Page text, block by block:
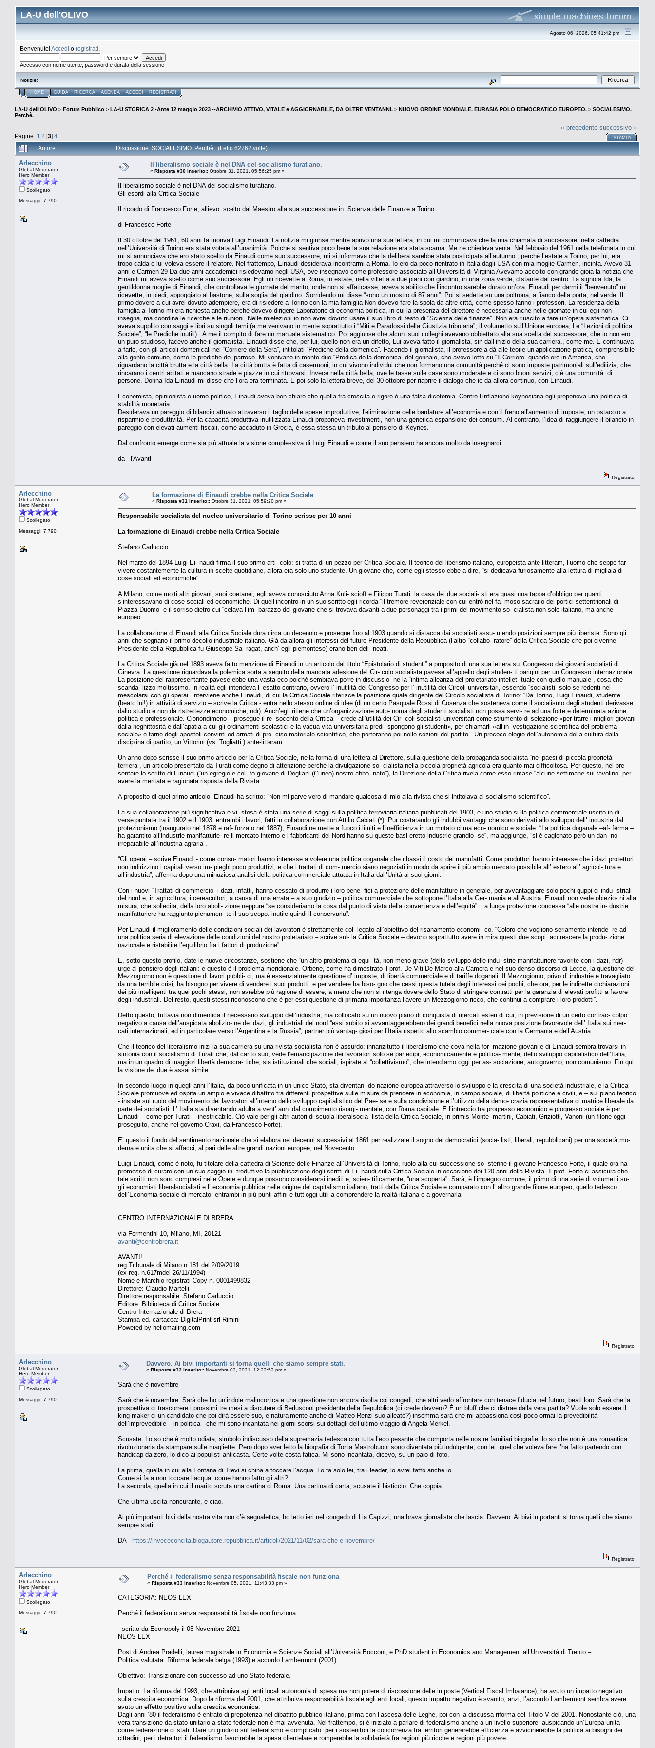
LA-U dell'OLIVO
Agosto 06, 2026, 05:41:42 pm
Benvenuto!Accedi o registrati
Accesso con nome utente, password e durata della sessione
Notizie:
HOME GUIDA RICERCA AGENDA ACCEDI REGISTRATI
LA-U dell'OLIVO > Forum Pubblico > LA-U STORICA 2 -Ante 12 maggio 2023 --ARCHIVIO ATTIVO, VITALE e AGGIORNABILE, DA OLTRE VENTANNI. > NUOVO ORDINE MONDIALE. EURASIA POLO DEMOCRATICO EUROPEO. > SOCIALESIMO.
Perchè.
Pagine: 1 2 [3] 4
« precedente successivo »
STAMPA
Autore Discussione: SOCIALESIMO. Perchè. (Letto 62762 volte)
Arlecchino
Global Moderator
Hero Member
Scollegato
Messaggi: 7.790
Il liberalismo sociale è nel DNA del socialismo turatiano.
« Risposta #30 inserito:: Ottobre 31, 2021, 05:56:25 pm »
Il liberalismo sociale è nel DNA del socialismo turatiano.
Gli esordi alla Critica Sociale
Il ricordo di Francesco Forte, allievo scelto dal Maestro alla sua successione in Scienza delle Finanze a Torino
di Francesco Forte
Il 30 ottobre del 1961, 60 anni fa moriva Luigi Einaudi. La notizia mi giunse mentre aprivo una sua lettera, in cui mi comunicava che la mia chiamata di successore, nella cattedra
nell’Università di Torino era stata votata all’unanimità. Poiché si sentiva poco bene la sua relazione era stata scarna. Me ne chiedeva venia. Nel febbraio del 1961 nella telefonata in cui
mi si annunciava che ero stato scelto da Einaudi come suo successore, mi si informava che la delibera sarebbe stata posticipata all’autunno , perché l’estate a Torino, per lui, era
tropo calda e lui voleva essere il relatore. Nel frattempo, Einaudi desiderava incontrarmi a Roma. Io ero da poco rientrato in Italia dagli USA con mia moglie Carmen, incinta. Avevo 31
anni e Carmen 29 Da due anni accademici risiedevamo negli USA, ove insegnavo come professore associato all’Università di Virginia Avevamo accolto con grande gioia la notizia che
Einaudi mi aveva scelto come suo successore. Egli mi ricevette a Roma, in estate, nella villetta a due piani con giardino, in una zona verde, distante dal centro. La signora Ida, la
gentildonna moglie di Einaudi, che controllava le giornate del marito, onde non si affaticasse, aveva stabilito che l’incontro sarebbe durato un’ora. Einaudi per darmi il “benvenuto” mi
ricevette, in piedi, appoggiato al bastone, sulla soglia del giardino. Sorridendo mi disse “sono un mostro di 87 anni”. Poi si sedette su una poltrona, a fianco della porta, nel verde. Il
primo dovere a cui avrei dovuto adempiere, era di risiedere a Torino con la mia famiglia Non dovevo fare la spola da altre città, come spesso fanno i professori. La residenza della
famiglia a Torino mi era richiesta anche perché dovevo dirigere Laboratorio di economia politica, in cui la presenza del direttore è necessaria anche nelle giornate in cui egli non
insegna, ma coordina le ricerche e le riunioni. Nelle mielezioni io non avrei dovuto usare il suo libro di testo di “Scienza delle finanze”. Non era riuscito a fare un’opera sistematica. Ci
aveva supplito con saggi e libri su singoli temi (a me venivano in mente soprattutto i “Miti e Paradossi della Giustizia tributaria”, il volumetto sull’Unione europea, Le “Lezioni di politica
Sociale”, “le Prediche inutili) . A me il compito di fare un manuale sistematico. Poi aggiunse che alcuni suoi colleghi avevano obbiettato alla sua scelta del successore, che io non ero
un puro studioso, facevo anche il giornalista. Einaudi disse che, per lui, quello non era un difetto, Lui aveva fatto il giornalista, sin dall’inizio della sua carriera., come me. E continuava
a farlo, con gli articoli domenicali nel “Corriere della Sera”, intitolati “Prediche della domenica”. Facendo il giornalista, il professore a dà alle teorie un’applicazione pratica, comprensibile
alla gente comune, come le prediche del parroco. Mi venivano in mente due “Predica della domenica” del gennaio, che avevo letto su “Il Corriere” quando ero in America, che
riguardano la città brutta e la città bella. La città brutta è fatta di casermoni, in cui vivono individui che non formano una comunità perché ci sono imposte patrimoniali sull’edilizia, che
rincarano i centri abitati e mancano strade e piazze in cui ritrovarsi. Invece nella città bella, ove le tasse sulle case sono moderate e ci sono buoni servizi, c’è una comunità. di
persone. Donna Ida Einaudi mi disse che l’ora era terminata. E poi solo la lettera breve, del 30 ottobre per riaprire il dialogo che io da allora continuo, con Einaudi.
Economista, opinionista e uomo politico, Einaudi aveva ben chiaro che quella fra crescita e rigore è una falsa dicotomia. Contro l’inflazione keynesiana egli proponeva una politica di
stabilità monetaria.
Desiderava un pareggio di bilancio attuato attraverso il taglio delle spese improduttive, l'eliminazione delle bardature all’economia e con il freno all'aumento di imposte, un ostacolo a
risparmio e produttività. Per la capacità produttiva inutilizzata Einaudi proponeva investimenti, non una generica espansione dei consumi. Al contrario, l’idea di raggiungere il bilancio in
pareggio con elevati aumenti fiscali, come accaduto in Grecia, è essa stessa un tributo al pensiero di Keynes.
Dal confronto emerge come sia più attuale la visione complessiva di Luigi Einaudi e come il suo pensiero ha ancora molto da insegnarci.
da - l'Avanti
Registrato
Arlecchino
Global Moderator
Hero Member
Scollegato
Messaggi: 7.790
La formazione di Einaudi crebbe nella Critica Sociale
« Risposta #31 inserito:: Ottobre 31, 2021, 05:59:20 pm »
Responsabile socialista del nucleo universitario di Torino scrisse per 10 anni
La formazione di Einaudi crebbe nella Critica Sociale
Stefano Carluccio
Nel marzo del 1894 Luigi Ei- naudi firma il suo primo arti- colo: si tratta di un pezzo per Critica Sociale. Il teorico del liberismo italiano, europeista ante-litteram, l’uomo che seppe far
vivere costantemente la cultura in scelte quotidiane, allora era solo uno studente. Un giovane che, come egli stesso ebbe a dire, “si dedicava furiosamente alla lettura di migliaia di
cose sociali ed economiche”.
A Milano, come molti altri giovani, suoi coetanei, egli aveva conosciuto Anna Kuli- scioff e Filippo Turati: la casa dei due sociali- sti era quasi una tappa d’obbligo per quanti
s’interessavano di cose sociali ed economiche. Di quell’incontro in un suo scritto egli ricorda “il tremore reverenziale con cui entrò nel fa- moso sacrario dei portici settentrionali di
Piazza Duomo” e il sorriso dietro cui “celava l’im- barazzo del giovane che si trovava davanti a due personaggi tra i primi del movimento so- cialista non solo italiano, ma anche
europeo”.
La collaborazione di Einaudi alla Critica Sociale dura circa un decennio e prosegue fino al 1903 quando si distacca dai socialisti assu- mendo posizioni sempre più liberiste. Sono gli
anni che segnano il primo decollo industriale italiano. Già da allora gli interessi del futuro Presidente della Repubblica (l’altro “collabo- ratore” della Critica Sociale che poi divenne
Presidente della Repubblica fu Giuseppe Sa- ragat, anch’ egli piemontese) erano ben deli- neati.
La Critica Sociale già nel 1893 aveva fatto menzione di Einaudi in un articolo dal titolo “Epistolario di studenti” a proposito di una sua lettera sul Congresso dei giovani socialisti di
Ginevra. La questione riguardava la polemica sorta a seguito della mancata adesione del Cir- colo socialista pavese all’appello degli studen- ti parigini per un Congresso internazionale.
La posizione del rappresentante pavese ebbe una vasta eco poiché sembrava porre in discussio- ne la “intima alleanza del proletariato intellet- tuale con quello manuale”, cosa che
scanda- lizzò moltissimo. In realtà egli intendeva l’ esatto contrario, ovvero l’ inutilità del Congresso per l’ inutilità dei Circoli universitari, essendo “socialisti” solo se redenti nel
mescolarsi con gli operai. Interviene anche Einaudi, di cui la Critica Sociale riferisce la posizione quale dirigente del Circolo socialista di Torino: “Da Torino, Luigi Einaudi, studente
(beato lui!) in attività di servizio – scrive la Critica - entra nello stesso ordine di idee (di un certo Pasquale Rossi di Cosenza che sosteneva come il socialismo degli studenti derivasse
dallo studio e non da ristrettezze economiche, ndr). Anch’egli ritiene che un’organizzazione auto- noma degli studenti socialisti non possa servi- re ad una forte e determinata azione
politica e professionale. Cionondimeno – prosegue il re- soconto della Critica – crede all’utilità dei Cir- coli socialisti universitari come strumento di selezione «per trarre i migliori giovani
dalla neghittosità e dall’apatia a cui gli ordinamenti scolastici e la vacua vita universitaria predi- spongono gli studenti», per chiamarli «all’in- vestigazione scientifica del problema
sociale» e farne degli apostoli convinti ed armati di pre- ciso materiale scientifico, che porteranno poi nelle sezioni del partito”. Un precoce elogio dell’autonomia della cultura dalla
disciplina di partito, un Vittorini (vs. Togliatti ) ante-litteram.
Un anno dopo scrisse il suo primo articolo per la Critica Sociale, nella forma di una lettera al Direttore, sulla questione della propaganda socialista “nei paesi di piccola proprietà
terriera”, un articolo presentato da Turati come degno di attenzione perché la divulgazione so- cialista nella piccola proprietà agricola era quanto mai difficoltosa. Per questo, nel pre-
sentare lo scritto di Einaudi (“un egregio e col- to giovane di Dogliani (Cuneo) nostro abbo- nato”), la Direzione della Critica rivela come esso rimase “alcune settimane sul tavolino” per
avere la meritata e ragionata risposta della Rivista.
A proposito di quel primo articolo Einaudi ha scritto: “Non mi parve vero di mandare qualcosa di mio alla rivista che si intitolava al socialismo scientifico”.
La sua collaborazione più significativa e vi- stosa è stata una serie di saggi sulla politica ferroviaria italiana pubblicati del 1903, e uno studio sulla politica commerciale uscito in di-
verse puntate tra il 1902 e il 1903: entrambi i lavori, fatti in collaborazione con Attilio Cabiati (*). Pur costatando gli indubbi vantaggi che sono derivati allo sviluppo dell’ industria dal
protezionismo (inaugurato nel 1878 e raf- forzato nel 1887), Einaudi ne mette a fuoco i limiti e l’inefficienza in un mutato clima eco- nomico e sociale: “La politica doganale –af- ferma –
ha garantito all’industrie manifatturie- re il mercato interno e i fabbricanti del Nord hanno su queste basi eretto industrie grandio- se”, ma aggiunge, “si è cagionato però un dan- no
irreparabile all’industria agraria”.
“Gli operai – scrive Einaudi - come consu- matori hanno interesse a volere una politica doganale che ribassi il costo dei manufatti. Come produttori hanno interesse che i dazi protettori
non indirizzino i capitali verso im- pieghi poco produttivi, e che i trattati di com- mercio siano negoziati in modo da aprire il più ampio mercato possibile all’ estero all’ agricol- tura e
all’industria”, afferma dopo una minuziosa analisi della politica commerciale attuata in Italia dall’Unità ai suoi giorni.
Con i nuovi “Trattati di commercio” i dazi, infatti, hanno cessato di produrre i loro bene- fici a protezione delle manifatture in generale, per avvantaggiare solo pochi guppi di indu- striali
del nord e, in agricoltura, i cereacultori, a causa di una errata – a suo giudizio – politica commerciale che sottopone l’Italia alla Ger- mania e all’Austria. Einaudi non vede obiezio- ni alla
misura, che sollecita, della loro aboli- zione neppure “se consideriamo la cosa dal punto di vista della convenienza e dell’equità”. La lunga protezione concessa “alle nostre in- dustrie
manifatturiere ha raggiunto pienamen- te il suo scopo: inutile quindi il conservarla”.
Per Einaudi il miglioramento delle condizioni sociali dei lavoratori è strettamente col- legato all’obiettivo del risanamento economi- co. “Coloro che vogliono seriamente intende- re ad
una politica seria di elevazione delle condizioni del nostro proletariato – scrive sul- la Critica Sociale – devono soprattutto avere in mira questi due scopi: accrescere la produ- zione
nazionale e ristabilire l’equilibrio fra i fattori di produzione”.
E, sotto questo profilo, date le nuove circostanze, sostiene che “un altro problema di equi- tà, non meno grave (dello sviluppo delle indu- strie manifatturiere favorite con i dazi, ndr)
urge al pensiero degli italiani: e questo è il problema meridionale. Orbene, come ha dimostrato il prof. De Viti De Marco alla Camera e nel suo denso discorso di Lecce, la questione del
Mezzogiorno non è questione di lavori pubbli- ci; ma è essenzialmente questione d’ imposte, di libertà commerciale e di tariffe doganali. Il Mezzogiorno, privo d’ industrie e travagliato
da una terribile crisi, ha bisogno per vivere di vendere i suoi prodotti: e per vendere ha biso- gno che cessi questa tutela degli interessi dei pochi, che ora, per le indirette dichiarazioni
dei più intelligenti tra quei pochi stessi, non avrebbe più ragione di essere, a meno che non si ritenga dovere dello Stato di stringere contratti per la garanzia di elevati profitti a favore
degli industriali. Del resto, questi stessi riconoscono che è per essi questione di primaria importanza l’avere un Mezzogiorno ricco, che continui a comprare i loro prodotti”.
Detto questo, tuttavia non dimentica il necessario sviluppo dell’industria, ma collocato su un nuovo piano di conquista di mercati esteri di cui, in previsione di un certo contrac- colpo
negativo a causa dell’auspicata abolizio- ne dei dazi, gli industriali del nord “essi subito si avvantaggerebbero dei grandi benefici nella nuova posizione favorevole dell’ Italia sui mer-
cati internazionali, ed in particolare verso l’Argentina e la Russia”, partner più vantag- giosi per l’Italia rispetto allo scambio commer- ciale con la Germania e dell’Austria.
Che il teorico del liberalismo inizi la sua carriera su una rivista socialista non è assurdo: innanzitutto il liberalismo che cova nella for- mazione giovanile di Einaudi sembra trovarsi in
sintonia con il socialismo di Turati che, dal canto suo, vede l’emancipazione dei lavoratori solo se partecipi, economicamente e politica- mente, dello sviluppo capitalistico dell’Italia,
ma in un quadro di maggiori libertà democra- tiche, sia istituzionali che sociali, ispirate al “collettivismo”, che intendiamo oggi per as- sociazione, autogoverno, non comunismo. Fin qui
la visione dei due è assai simile.
In secondo luogo in quegli anni l’Italia, da poco unificata in un unico Stato, sta diventan- do nazione europea attraverso lo sviluppo e la crescita di una società industriale, e la Critica
Sociale promuove ed ospita un ampio e vivace dibattito tra differenti prospettive sulle misure da prendere in economia, in campo sociale, di libertà politiche e civili, e – sul piano teorico
- insiste sul ruolo del movimento dei lavoratori all’interno dello sviluppo capitalistico del Pae- se e sulla condivisione e l’utilizzo della demo- crazia rappresentativa di matrice liberale da
parte dei socialisti. L’ Italia sta diventando adulta a vent’ anni dal compimento risorgi- mentale, con Roma capitale. E l’intreccio tra progresso economico e progresso sociale è per
Einaudi – come per Turati – inestricabile. Ciò vale per gli altri autori di scuola liberalsocia- lista della Critica Sociale, in primis Monte- martini, Cabiati, Griziotti, Vanoni (un filone oggi
proseguito, anche nel governo Craxi, da Francesco Forte).
E’ questo il fondo del sentimento nazionale che si elabora nei decenni successivi al 1861 per realizzare il sogno dei democratici (socia- listi, liberali, repubblicani) per una società mo-
derna e unita che si affacci, al pari delle altre grandi nazioni europee, nel Novecento.
Luigi Einaudi, come è noto, fu titolare della cattedra di Scienze delle Finanze all’Università di Torino, ruolo alla cui successione so- stenne il giovane Francesco Forte, il quale ora ha
promesso di curare con un suo saggio in- troduttivo la pubblicazione degli scritti di Ei- naudi sulla Critica Sociale in occasione dei 120 anni della Rivista. Il prof. Forte ci assicura che
tale scritti non sono compresi nelle Opere e dunque possono considerarsi inediti e, scien- tificamente, “una scoperta”. Sarà, è l’impegno comune, il primo di una serie di volumetti su-
gli economisti liberalsocialisti e l’ economia pubblica nelle origine del capitalismo italiano, tratti dalla Critica Sociale e comparato con l’ altro grande filone europeo, quello tedesco
dell’Economia sociale di mercato, entrambi in più punti affini e tutt’oggi utili a comprendere la realtà italiana e a governarla.
CENTRO INTERNAZIONALE DI BRERA
via Formentini 10, Milano, MI, 20121
avanti@centrobrera.it
AVANTI!
reg.Tribunale di Milano n.181 del 2/09/2019
(ex reg. n.617mdel 26/11/1994)
Nome e Marchio registrati Copy n. 0001499832
Direttore: Claudio Martelli
Direttore responsabile: Stefano Carluccio
Editore: Biblioteca di Critica Sociale
Centro Internazionale di Brera
Stampa ed. cartacea: DigitalPrint srl Rimini
Powered by hellomailing.com
Registrato
Arlecchino
Global Moderator
Hero Member
Scollegato
Messaggi: 7.790
Davvero. Ai bivi importanti si torna quelli che siamo sempre stati.
« Risposta #32 inserito:: Novembre 02, 2021, 12:22:52 pm »
Sarà che è novembre
Sarà che è novembre. Sarà che ho un’indole malinconica e una questione non ancora risolta coi congedi, che altri vedo affrontare con tenace fiducia nel futuro, beati loro. Sarà che la
prospettiva di trascorrere i prossimi tre mesi a discutere di Berlusconi presidente della Repubblica (ci crede davvero? È un bluff che ci distrae dalla vera partita? Vuole solo essere il
king maker di un candidato che poi dirà essere suo, e naturalmente anche di Matteo Renzi suo alleato?) insomma sarà che mi appassiona così poco ormai la prevedibilità
dell’imprevedibile – in politica - che mi sono incantata nei giorni scorsi sui dettagli dell’ultimo viaggio di Angela Merkel.
Scusate. Lo so che è molto odiata, simbolo indiscusso della supremazia tedesca con tutta l’eco pesante che comporta nelle nostre familiari biografie, lo so che non è una romantica
rivoluzionaria da stampare sulle magliette. Però dopo aver letto la biografia di Tonia Mastrobuoni sono diventata più indulgente, con lei: quel che voleva fare l’ha fatto partendo con
handicap da zero, lo dico ai populisti anticasta. Certe volte costa fatica. Mi sono incantata, dicevo, su un paio di foto.
La prima, quella in cui alla Fontana di Trevi si china a toccare l’acqua. Lo fa solo lei, tra i leader, lo avrei fatto anche io.
Come si fa a non toccare l’acqua, come hanno fatto gli altri?
La seconda, quella in cui il marito scruta una cartina di Roma. Una cartina di carta, scusate il bisticcio. Che coppia.
Che ultima uscita noncurante, e ciao.
Ai più importanti bivi della nostra vita non c’è segnaletica, ho letto ieri nel congedo di Lia Capizzi, una brava giornalista che lascia. Davvero. Ai bivi importanti si torna quelli che siamo
sempre stati.
DA - https://invececoncita.blogautore.repubblica.it/articoli/2021/11/02/sara-che-e-novembre/
Registrato
Arlecchino
Global Moderator
Hero Member
Scollegato
Messaggi: 7.790
Perché il federalismo senza responsabilità fiscale non funziona
« Risposta #33 inserito:: Novembre 05, 2021, 11:43:33 pm »
CATEGORIA: NEOS LEX
Perché il federalismo senza responsabilità fiscale non funziona
scritto da Econopoly il 05 Novembre 2021
NEOS LEX
Post di Andrea Pradelli, laurea magistrale in Economia e Scienze Sociali all’Università Bocconi, e PhD student in Economics and Management all’Università di Trento –
Politica valutata: Riforma federale belga (1993) e accordo Lambermont (2001)
Obiettivo: Transizionare con successo ad uno Stato federale.
Impatto: La riforma del 1993, che attribuiva agli enti locali autonomia di spesa ma non potere di riscossione delle imposte (Vertical Fiscal Imbalance), ha avuto un impatto negativo
sulla crescita economica. Dopo la riforma del 2001, che attribuiva responsabilità fiscale agli enti locali, questo impatto negativo è svanito; anzi, l’accordo Lambermont sembra avere
avuto un effetto positivo sulla crescita economica.
Dagli anni ’80 il federalismo è entrato di prepotenza nel dibattito pubblico italiano, prima con l’ascesa delle Leghe, poi con la discussa riforma del Titolo V del 2001. Nonostante ciò, una
vera transizione da stato unitario a stato federale non è mai avvenuta. Nel frattempo, si è iniziato a parlare di federalismo anche a un livello superiore, auspicando un’Europa unita
come federazione di stati. Dare un giudizio sul federalismo è complicato: per i sostenitori la concorrenza fra territori genererebbe efficienza e avvicinerebbe la politica ai bisogni dei
cittadini, per i detrattori il federalismo favorirebbe la spesa clientelare e romperebbe la solidarietà fra regioni più ricche e regioni più povere.